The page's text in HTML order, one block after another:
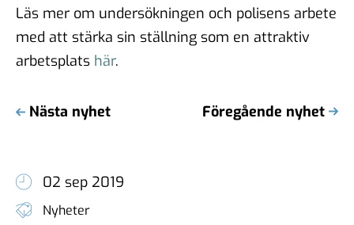
Läs mer om undersökningen och polisens arbete
med att stärka sin ställning som en attraktiv
arbetsplats här.
Nästa nyhet Föregående nyhet
02 sep 2019
Nyheter